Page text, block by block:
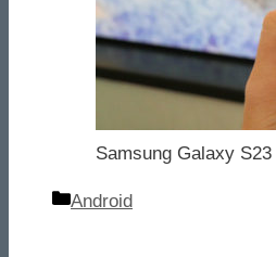
Samsung Galaxy S23
Categorie
Android